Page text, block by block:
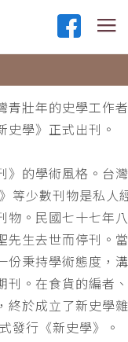
青壯年的史學工作
學》正式出刊。
》的學術風格。台
等少數刊物是私人
物。民國七十七年
先生去世而停刊。
份秉持學術態度，
刊。在食貨的編者
終於成立了新史學
發行《新史學》。